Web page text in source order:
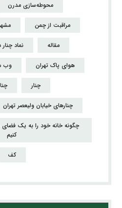
محوطه‌سازی مدرن
مراقبت از چمن
مقاله نماد
هوای پاک تهران وب
چنار
چنارهای خیابان ولیعصر تهران
چگونه خانه خود را به یک
کنیم
کف